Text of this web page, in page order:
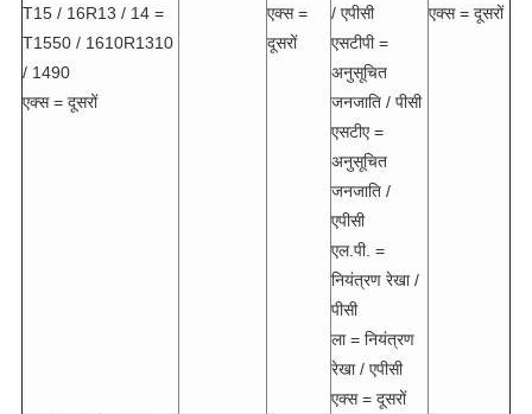
T15 / 16R13 / 14 =
T1550 / 1610R1310
/ 1490
एक्स = दूसरों
एक्स =
दूसरों
/ एपीसी
एसटीपी =
अनुसूचित
जनजाति / पीसी
एसटीए =
अनुसूचित
जनजाति /
एपीसी
एल.पी. =
नियंत्रण रेखा /
पीसी
ला = नियंत्रण
रेखा / एपीसी
एक्स = दूसरों
एक्स = दूसरों